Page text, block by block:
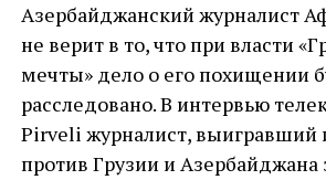
Азербайджанский журналист
не верит в то, что при власти
мечты» дело о его похищении
расследовано. В интервью
Pirveli журналист, выигравший
против Грузии и Азербайджана